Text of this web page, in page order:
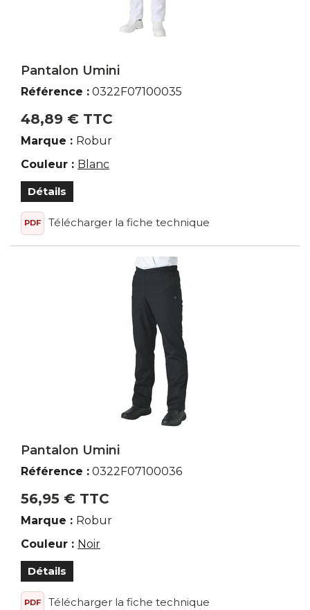
Pantalon Umini
Référence : 0322F07100035
48,89 € TTC
Marque : Robur
Couleur : Blanc
Détails
PDF Télécharger la fiche technique
Pantalon Umini
Référence : 0322F07100036
56,95 € TTC
Marque : Robur
Couleur : Noir
Détails
PDF Télécharger la fiche technique